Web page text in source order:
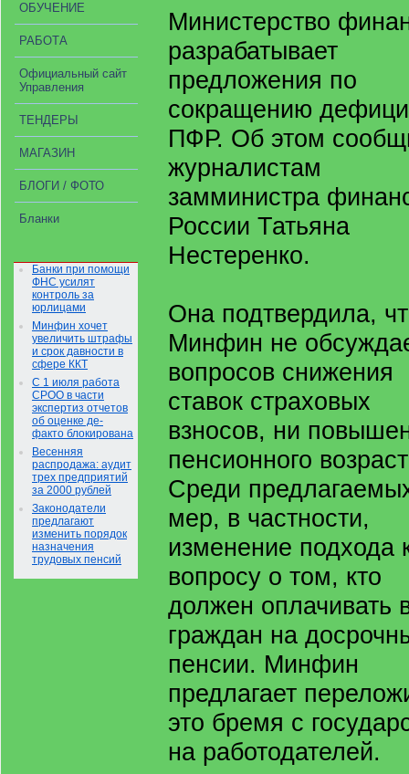
ОБУЧЕНИЕ
РАБОТА
Официальный сайт
Управления
ТЕНДЕРЫ
МАГАЗИН
БЛОГИ / ФОТО
Бланки
Банки при помощи
ФНС усилят
контроль за
юрлицами
Минфин хочет
увеличить штрафы
и срок давности в
сфере ККТ
С 1 июля работа
СРОО в части
экспертиз отчетов
об оценке де-
факто блокирована
Весенняя
распродажа: аудит
трех предприятий
за 2000 рублей
Законодатели
предлагают
изменить порядок
назначения
трудовых пенсий
Министерство
разрабатывает
предложения по
сокращению
ПФР. Об этом
журналистам
замминистра
России Татьяна
Нестеренко.
Она подтвердила,
Минфин не
вопросов снижения
ставок страховых
взносов, ни
пенсионного
Среди
мер, в частности,
изменение подхода
вопросу о том, кто
должен оплачивать
граждан на
пенсии. Минфин
предлагает
это бремя с
на работодателей.